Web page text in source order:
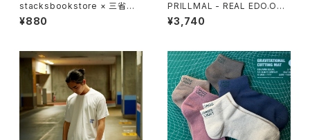
stacksbookstore × 三省堂
書店 - 缶バッジセット
¥880
PRILLMAL - REAL EDO.OG 1
8th 手拭い
¥3,740